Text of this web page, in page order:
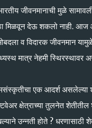
जीवनमानाची मुळे
मिळवून देऊ शकलो नाही.
व विदारक जीवनमान
मात्र नेहमी
एक आदर्श
क्षेत्राच्या तुलनेत शेतीतील
उन्नती होते ? धरणासाठी